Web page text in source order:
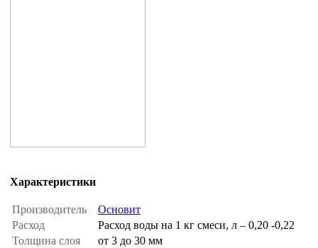
Характеристики
Производитель
Основит
Расход
Расход воды на 1 кг смеси, л – 0,20 -0,22
Толщина слоя
от 3 до 30 мм